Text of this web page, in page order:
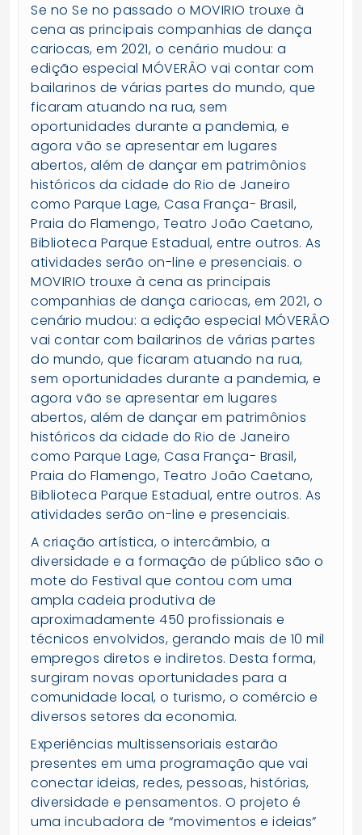
Se no Se no passado o MOVIRIO trouxe à
cena as principais companhias de dança
cariocas, em 2021, o cenário mudou: a
edição especial MÓVERÂO vai contar com
bailarinos de várias partes do mundo, que
ficaram atuando na rua, sem
oportunidades durante a pandemia, e
agora vão se apresentar em lugares
abertos, além de dançar em patrimônios
históricos da cidade do Rio de Janeiro
como Parque Lage, Casa França- Brasil,
Praia do Flamengo, Teatro João Caetano,
Biblioteca Parque Estadual, entre outros. As
atividades serão on-line e presenciais. o
MOVIRIO trouxe à cena as principais
companhias de dança cariocas, em 2021, o
cenário mudou: a edição especial MÓVERÂO
vai contar com bailarinos de várias partes
do mundo, que ficaram atuando na rua,
sem oportunidades durante a pandemia, e
agora vão se apresentar em lugares
abertos, além de dançar em patrimônios
históricos da cidade do Rio de Janeiro
como Parque Lage, Casa França- Brasil,
Praia do Flamengo, Teatro João Caetano,
Biblioteca Parque Estadual, entre outros. As
atividades serão on-line e presenciais.
A criação artística, o intercâmbio, a
diversidade e a formação de público são o
mote do Festival que contou com uma
ampla cadeia produtiva de
aproximadamente 450 profissionais e
técnicos envolvidos, gerando mais de 10 mil
empregos diretos e indiretos. Desta forma,
surgiram novas oportunidades para a
comunidade local, o turismo, o comércio e
diversos setores da economia.
Experiências multissensoriais estarão
presentes em uma programação que vai
conectar ideias, redes, pessoas, histórias,
diversidade e pensamentos. O projeto é
uma incubadora de “movimentos e ideias”